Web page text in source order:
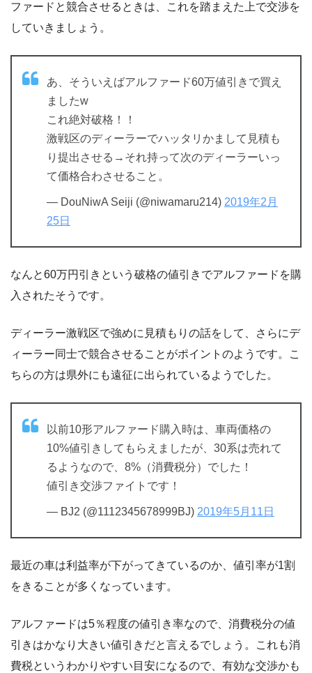
ファードと競合させるときは、これを踏まえた上で交渉を
していきましょう。
あ、そういえばアルファード60万値引きで買え
ましたw
これ絶対破格！！
激戦区のディーラーでハッタリかまして見積も
り提出させる→それ持って次のディーラーいっ
て価格合わさせること。
— DouNiwA Seiji (@niwamaru214) 2019年2月
25日
なんと60万円引きという破格の値引きでアルファードを購
入されたそうです。
ディーラー激戦区で強めに見積もりの話をして、さらにデ
ィーラー同士で競合させることがポイントのようです。こ
ちらの方は県外にも遠征に出られているようでした。
以前10形アルファード購入時は、車両価格の
10%値引きしてもらえましたが、30系は売れて
るようなので、8%（消費税分）でした！
値引き交渉ファイトです！
— BJ2 (@1112345678999BJ) 2019年5月11日
最近の車は利益率が下がってきているのか、値引率が1割
をきることが多くなっています。
アルファードは5％程度の値引き率なので、消費税分の値
引きはかなり大きい値引きだと言えるでしょう。これも消
費税というわかりやすい目安になるので、有効な交渉かも